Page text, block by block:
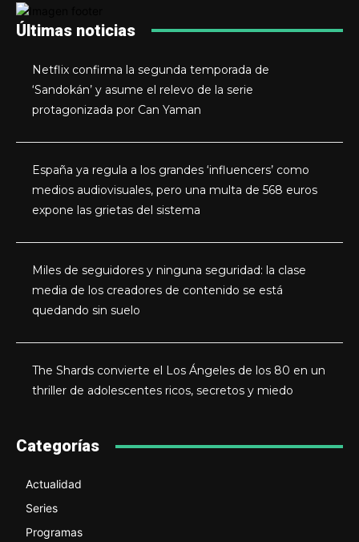
Últimas noticias
Netflix confirma la segunda temporada de
‘Sandokán’ y asume el relevo de la serie
protagonizada por Can Yaman
España ya regula a los grandes ‘influencers’ como
medios audiovisuales, pero una multa de 568 euros
expone las grietas del sistema
Miles de seguidores y ninguna seguridad: la clase
media de los creadores de contenido se está
quedando sin suelo
The Shards convierte el Los Ángeles de los 80 en un
thriller de adolescentes ricos, secretos y miedo
Categorías
Actualidad
Series
Programas